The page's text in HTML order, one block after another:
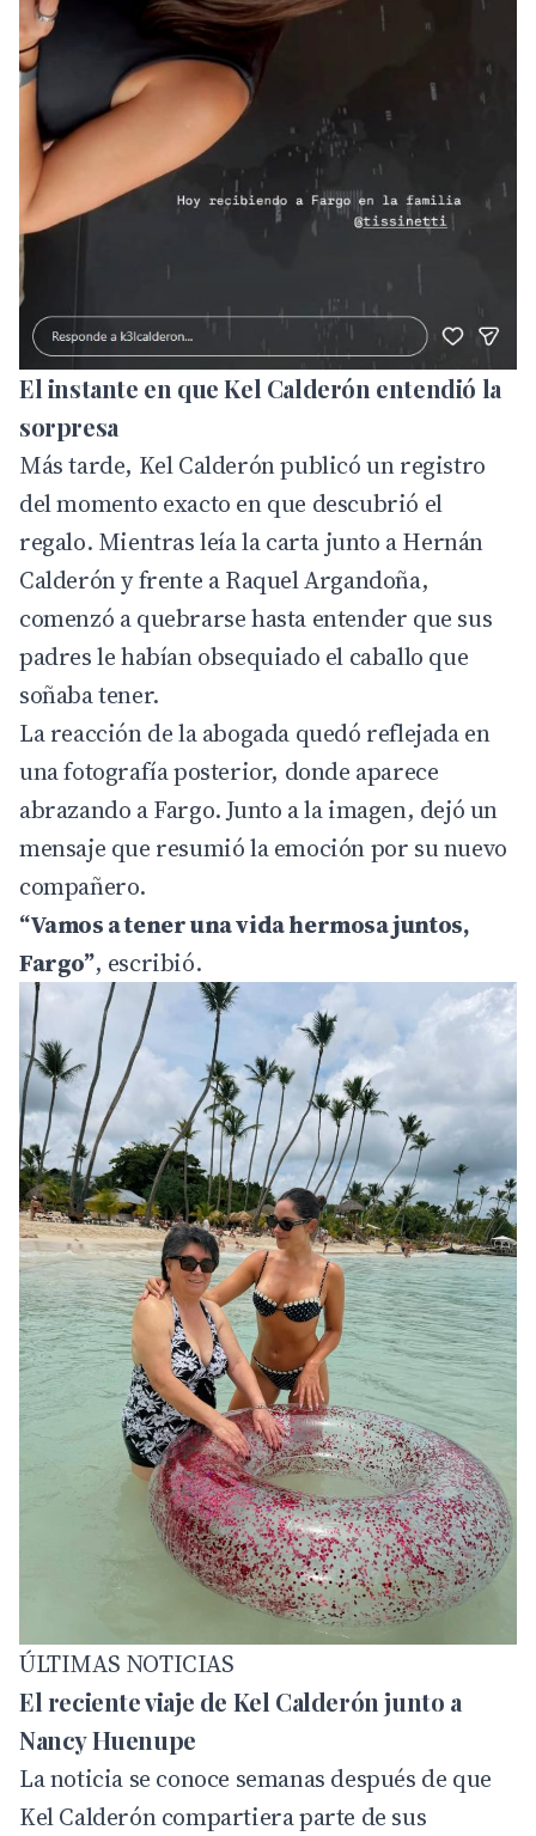
El instante en que Kel Calderón entendió la
sorpresa
Más tarde, Kel Calderón publicó un registro
del momento exacto en que descubrió el
regalo. Mientras leía la carta junto a Hernán
Calderón y frente a Raquel Argandoña,
comenzó a quebrarse hasta entender que sus
padres le habían obsequiado el caballo que
soñaba tener.
La reacción de la abogada quedó reflejada en
una fotografía posterior, donde aparece
abrazando a Fargo. Junto a la imagen, dejó un
mensaje que resumió la emoción por su nuevo
compañero.
“Vamos a tener una vida hermosa juntos,
Fargo”, escribió.
ÚLTIMAS NOTICIAS
El reciente viaje de Kel Calderón junto a
Nancy Huenupe
La noticia se conoce semanas después de que
Kel Calderón compartiera parte de sus